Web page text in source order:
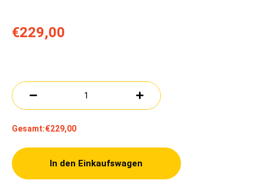
€229,00
Gesamt:€229,00
In den Einkaufswagen